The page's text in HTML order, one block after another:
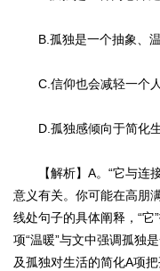
B.孤独是一个抽象、
C.信仰也会减轻一个
D.孤独感倾向于简化生
【解析】A。“它与连接
意义有关。你可能在高朋
线处句子的具体阐释，“它
项“温暖”与文中强调孤独
及孤独对生活的简化A项